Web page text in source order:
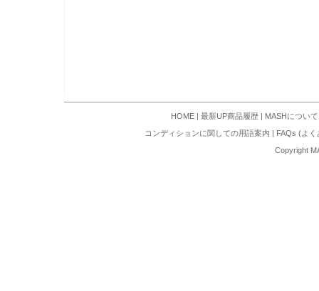
HOME | 最新UP商品履歴 | MASHについて
コンディションに関しての用語案内 | FAQs (よ
Copyright